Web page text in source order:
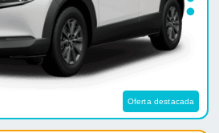
Oferta destacada